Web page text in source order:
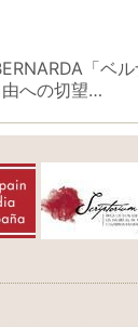
「ベ
への切望…